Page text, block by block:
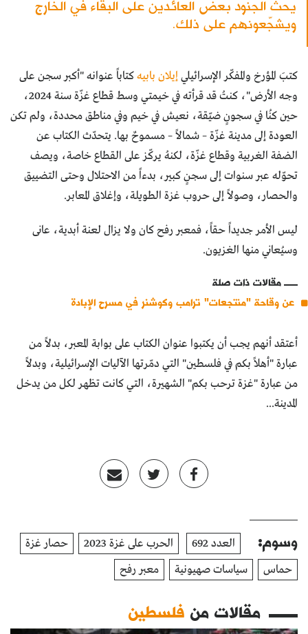
يحثّ الجنود بعض العائدين على البقاء في الخارج
ويشجّعونهم على ذلك.
كتبَ المؤرخ والمفكّر الإسرائيليإيلان بابيهكتاباً عنوانه "أكبر سجن على
وجه الأرض"، كنتُ قد قرأته في خيمتي وسط قطاع غزّة سنة 2024،
حين كنُا في سجونٍ ضيّقة، نعيش في خيم وفي مناطق محددة، ولم تكن
العودة إلى مدينة غزّة – شمالاً – مسموحٌ بها. يتحدّث الكتاب عن
الضفة الغربية وقطاع غزّة، لكنهُ يركّز على القطاع خاصة، ويصف
تحوّله عبر سنوات إلى سجنٍ كبير، بدءاً من الاحتلال وحتى التضييق
والحصار، وصولاً إلى حروب غزة الطويلة، وإغلاق المعابر.
ليس الأمر جديداً حقاً، فمعبر رفح كان ولا يزال لعنة أبدية، عانى
وسيُعاني منها الغزيون.
مقالات ذات صلة
عن وقاحة "منتجعات" ترامب وكوشنر في مسرح الإبادة
أعتقد أنهم يجب أن يكتبوا عنوان الكتاب على بوابة المعبر، بدلاً من
عبارة "أهلاً بكم في فلسطين" التي دمّرتها الآليات الإسرائيلية، وبدلاً
من عبارة "غزة ترحب بكم" الشهيرة، التي كانت تظهر لكل من يدخل
المدينة...
وسوم: العدد 692 الحرب على غزة 2023
حصار غزة
حماس
سياسات صهيونية معبر رفح
مقالات من فلسطين